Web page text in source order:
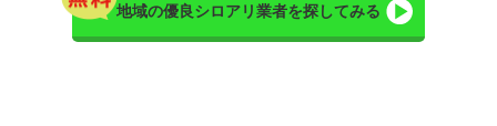
業者
選び
地域の優良シロアリ業者を探してみる